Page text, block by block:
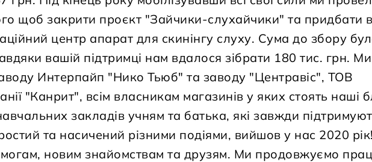
щоб закрити проєкт "Зайчики-слухайчики" та придбати в
центр апарат для скинінгу слуху. Сума до збору
вашій підтримці нам вдалося зібрати 180 тис. грн. Ми
Интерпайп "Нико Тьюб" та заводу "Центравіс", ТОВ
"Канрит", всім власникам магазинів у яких стоять наші
закладів учням та батька, які завжди
та насичений різними подіями, вийшов у нас 2020
новим знайомствам та друзям. Ми продовжуємо